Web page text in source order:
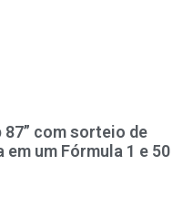
87” com sorteio de
um Fórmula 1 e 50